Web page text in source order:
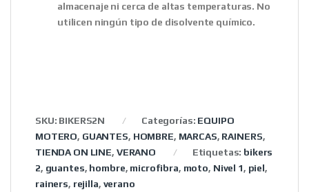
almacenaje ni cerca de altas temperaturas. No
utilicen ningún tipo de disolvente químico.
SKU: BIKERS2N Categorías: EQUIPO
MOTERO, GUANTES, HOMBRE, MARCAS, RAINERS,
TIENDA ON LINE, VERANO Etiquetas: bikers
2, guantes, hombre, microfibra, moto, Nivel 1, piel,
rainers, rejilla, verano